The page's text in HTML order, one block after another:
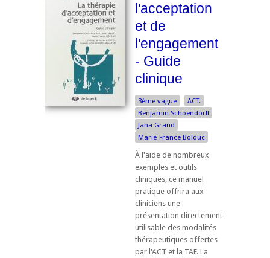
l'acceptation
et de
l'engagement
- Guide
clinique
3ème vague
ACT.
Benjamin Schoendorff
Jana Grand
Marie-France Bolduc
À l'aide de nombreux
exemples et outils
cliniques, ce manuel
pratique offrira aux
cliniciens une
présentation directement
utilisable des modalités
thérapeutiques offertes
par l'ACT et la TAF. La